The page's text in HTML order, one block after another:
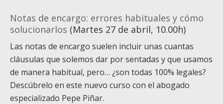
Notas de encargo: errores habituales y cómo
solucionarlos (Martes 27 de abril, 10.00h)
Las notas de encargo suelen incluir unas cuantas
cláusulas que solemos dar por sentadas y que usamos
de manera habitual, pero… ¿son todas 100% legales?
Descúbrelo en este nuevo curso con el abogado
especializado Pepe Piñar.